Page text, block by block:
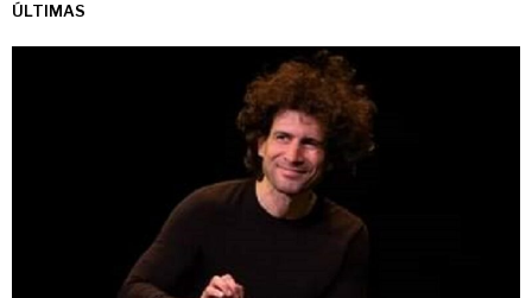
ÚLTIMAS